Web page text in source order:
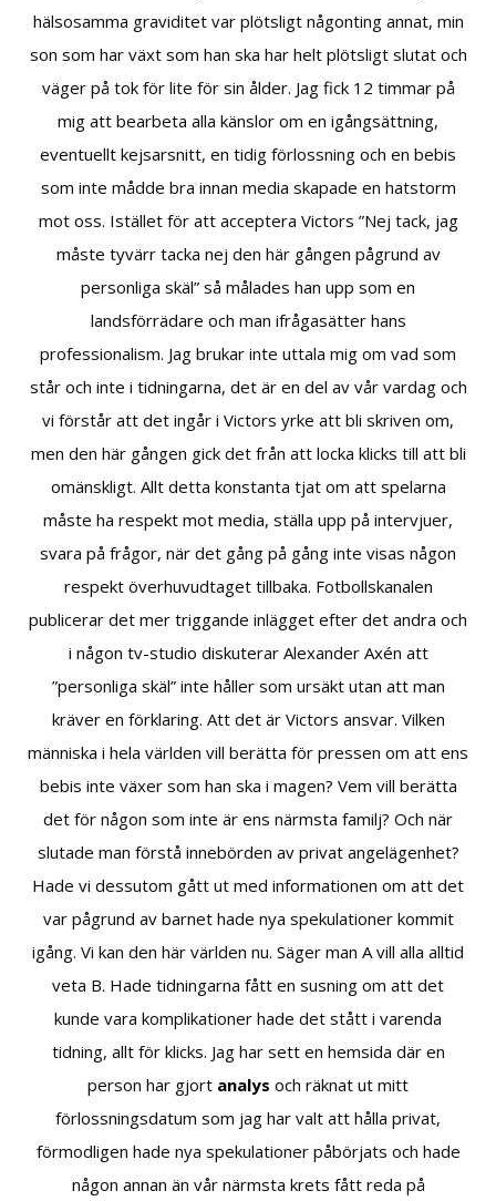
hälsosamma graviditet var plötsligt någonting annat, min
son som har växt som han ska har helt plötsligt slutat och
väger på tok för lite för sin ålder. Jag fick 12 timmar på
mig att bearbeta alla känslor om en igångsättning,
eventuellt kejsarsnitt, en tidig förlossning och en bebis
som inte mådde bra innan media skapade en hatstorm
mot oss. Istället för att acceptera Victors ”Nej tack, jag
måste tyvärr tacka nej den här gången pågrund av
personliga skäl” så målades han upp som en
landsförrädare och man ifrågasätter hans
professionalism. Jag brukar inte uttala mig om vad som
står och inte i tidningarna, det är en del av vår vardag och
vi förstår att det ingår i Victors yrke att bli skriven om,
men den här gången gick det från att locka klicks till att bli
omänskligt. Allt detta konstanta tjat om att spelarna
måste ha respekt mot media, ställa upp på intervjuer,
svara på frågor, när det gång på gång inte visas någon
respekt överhuvudtaget tillbaka. Fotbollskanalen
publicerar det mer triggande inlägget efter det andra och
i någon tv-studio diskuterar Alexander Axén att
”personliga skäl” inte håller som ursäkt utan att man
kräver en förklaring. Att det är Victors ansvar. Vilken
människa i hela världen vill berätta för pressen om att ens
bebis inte växer som han ska i magen? Vem vill berätta
det för någon som inte är ens närmsta familj? Och när
slutade man förstå innebörden av privat angelägenhet?
Hade vi dessutom gått ut med informationen om att det
var pågrund av barnet hade nya spekulationer kommit
igång. Vi kan den här världen nu. Säger man A vill alla alltid
veta B. Hade tidningarna fått en susning om att det
kunde vara komplikationer hade det stått i varenda
tidning, allt för klicks. Jag har sett en hemsida där en
person har gjort analys och räknat ut mitt
förlossningsdatum som jag har valt att hålla privat,
förmodligen hade nya spekulationer påbörjats och hade
någon annan än vår närmsta krets fått reda på